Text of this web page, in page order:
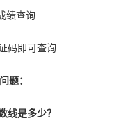
绩查询
码即可查询
题：
线是多少？